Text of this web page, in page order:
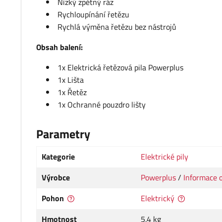
Rychloupínání řetězu
Rychlá výměna řetězu bez nástrojů
Obsah balení:
1x Elektrická řetězová pila Powerplus
1x Lišta
1x Řetěz
1x Ochranné pouzdro lišty
Parametry
Kategorie
Elektrické pily
Výrobce
Powerplus/ Informace
Pohon
Elektrický
Hmotnost
5.4 kg